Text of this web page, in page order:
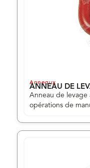
Anneaux
ANNEAU DE
Anneau de
opérations de